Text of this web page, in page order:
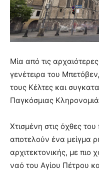
Μία από τις
γενέτειρα του
τους Κέλτες και
Παγκόσμιας
Χτισμένη στις όχθες
αποτελούν ένα μείγμα
αρχιτεκτονικής, με πιο
ναό του Αγίου Πέτρου